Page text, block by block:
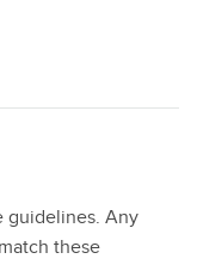
guidelines. Any
these